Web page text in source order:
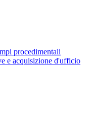
procedimentali
e acquisizione d'ufficio